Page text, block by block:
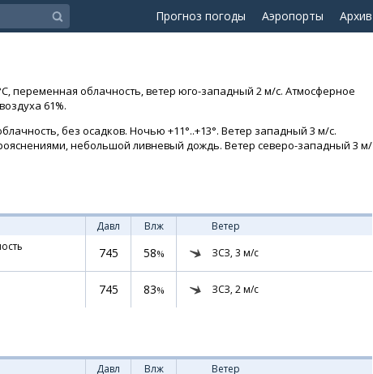
Прогноз погоды Аэропорты Архив
переменная облачность, ветер юго-западный 2 м/с. Атмосферное
61%.
без осадков. Ночью +11°..+13°. Ветер западный 3 м/с.
небольшой ливневый дождь. Ветер северо-западный 3 м/
Давл Влж
Ветер
745 58% ЗСЗ, 3 м/с
745 83% ЗСЗ, 2м/с
Давл Влж
Ветер